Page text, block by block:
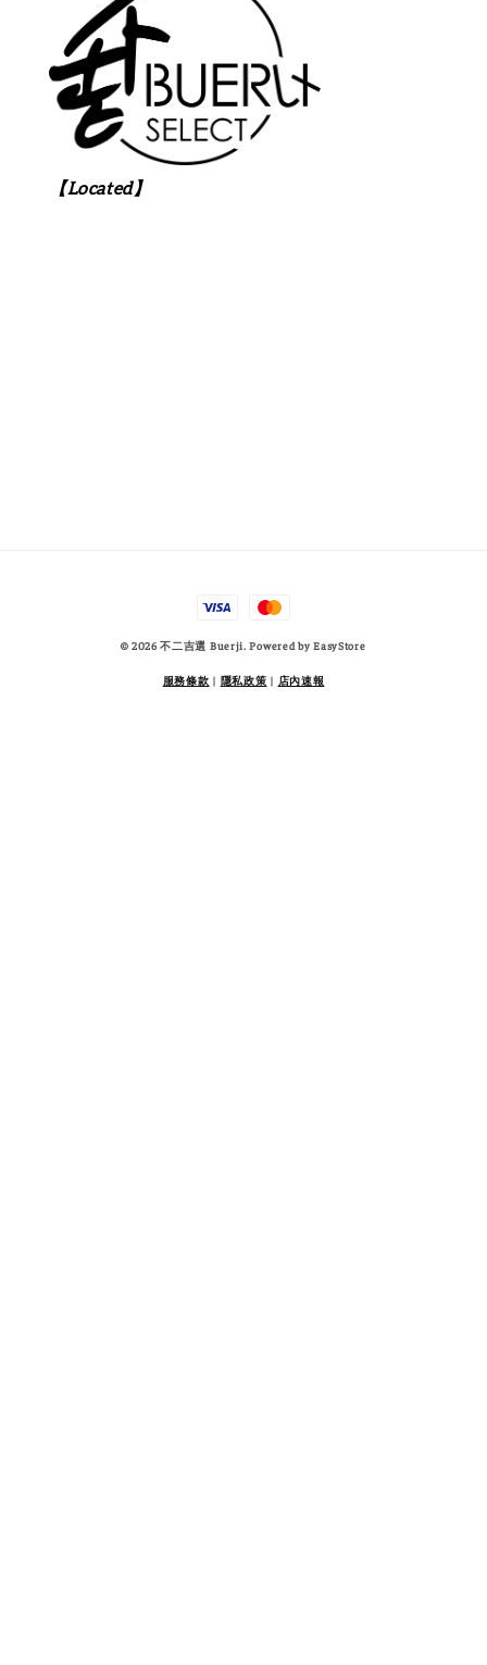
【Located】
© 2026 不二吉選 Buerji. Powered byEasyStore
服務條款 | 隱私政策 | 店內速報